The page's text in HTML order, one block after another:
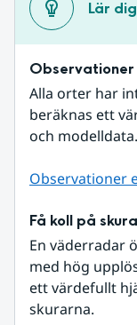
Lär
Alla orter har
beräknas ett
och modelldata.
Observationer
Få koll på
En väderradar
med hög
ett värdefullt
skurarna.